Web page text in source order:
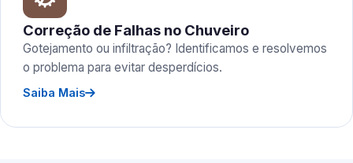
Correção de Falhas no Chuveiro
Gotejamento ou infiltração? Identificamos e resolvemos
o problema para evitar desperdícios.
Saiba Mais